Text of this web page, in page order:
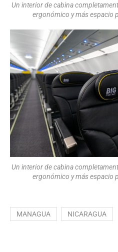
Un interior de cabina
ergonómico y más espacio
Un interior de cabina
ergonómico y más espacio
MANAGUA NICARAGUA